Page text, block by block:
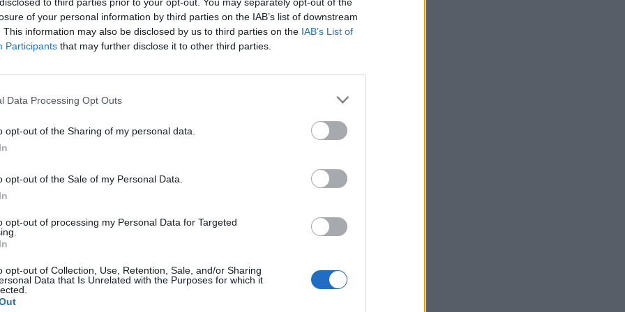
of your personal information by third parties on the IAB’s list of downstream
This information may also be disclosed by us to third parties on the IAB’s List of
Participants that may further disclose it to other third parties.
Data Processing Opt Outs
opt-out of the Sharing of my personal data.
opt-out of the Sale of my Personal Data.
opt-out of processing my Personal Data for Targeted
opt-out of Collection, Use, Retention, Sale, and/or Sharing
Data that Is Unrelated with the Purposes for which it
tevékenységét az Duna House, miután eladja a Impact Alapkezelőt.
a választ a befektetőket leginkább foglalkoztató kérdésekre. Meddig tarthat az AI-
évek nyertesei, mire számíthatunk a részvény-, kötvény-, nyersanyag- és
portfolio.hu hírarchívumához tartozik, melynek olvasása előfizetéses
tartalmazza:
cikkarchívum